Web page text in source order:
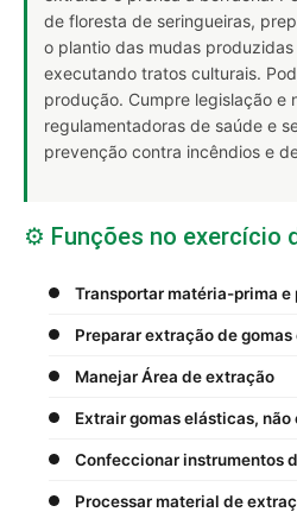
de floresta de seringueiras,
o plantio das mudas
executando tratos culturais.
produção. Cumpre legislação e
regulamentadoras de saúde e
prevenção contra incêndios e
⚙️ Funções no exercício
Transportar matéria-prima e
Preparar extração de gomas
Manejar Área de extração
Extrair gomas elásticas,
Confeccionar instrumentos
Processar material de